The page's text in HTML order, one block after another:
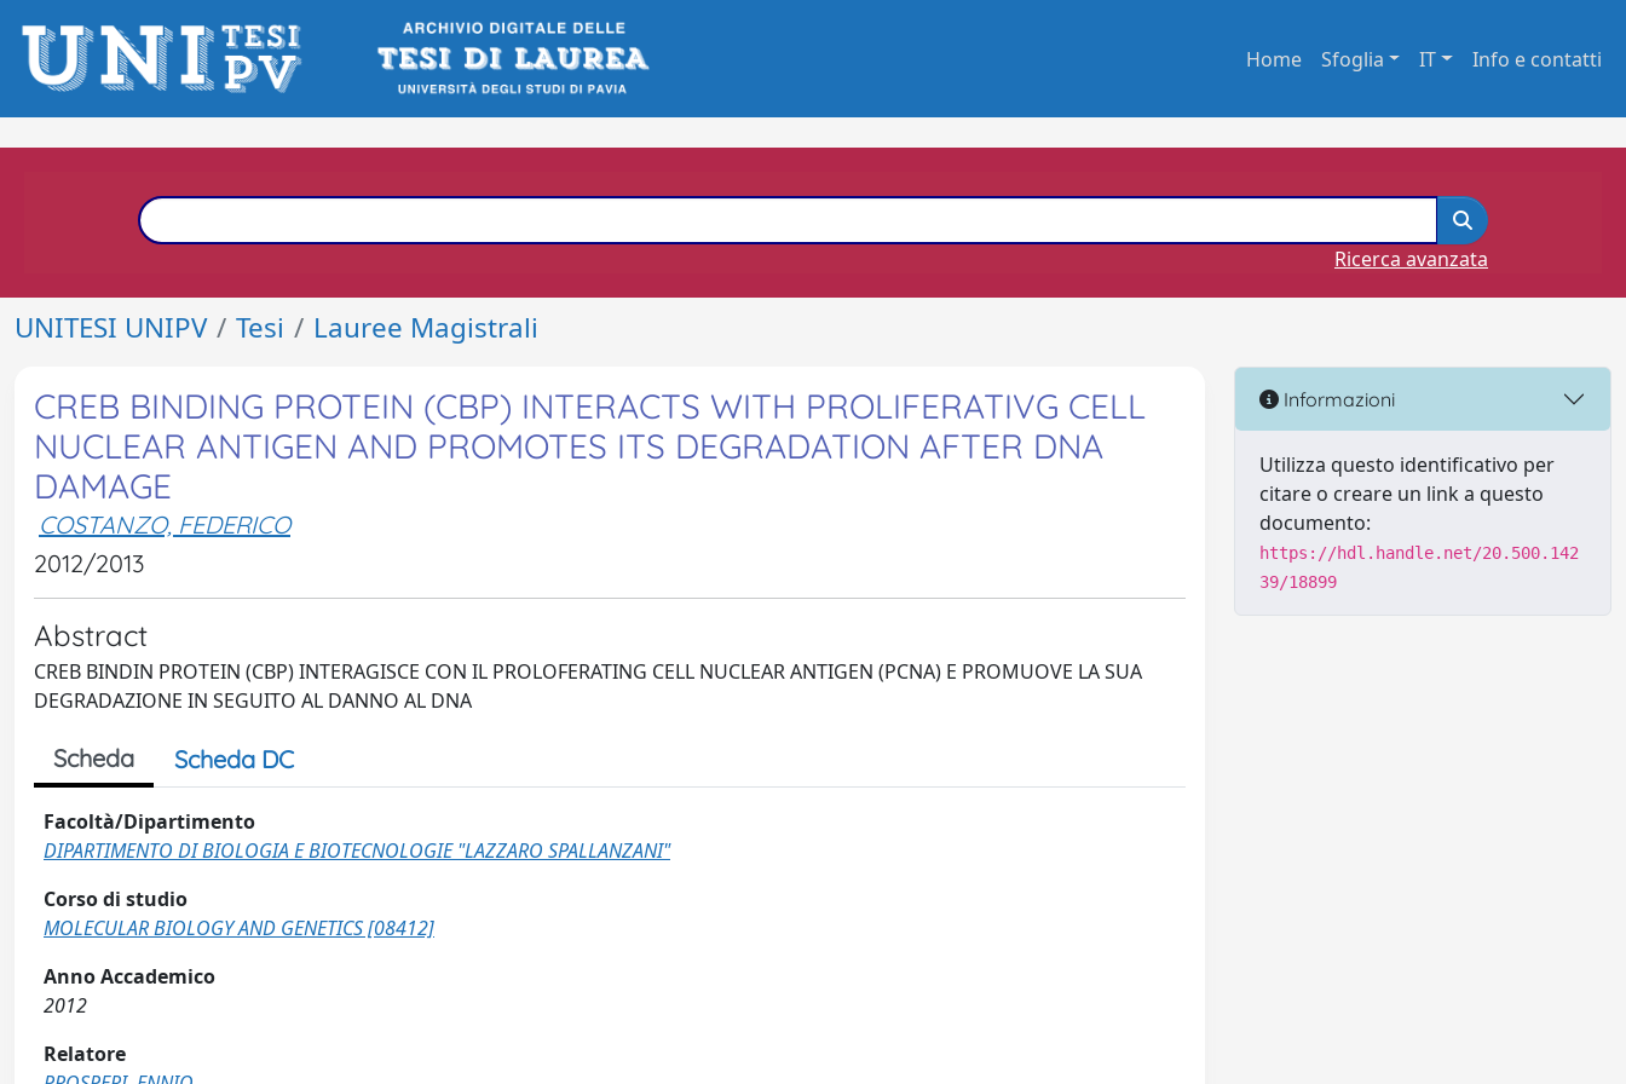
Home Sfoglia IT Info e contatti
Ricerca avanzata
UNITESI UNIPV Tesi Lauree Magistrali
CREB BINDING PROTEIN (CBP) INTERACTS WITH PROLIFERATIVG CELL
NUCLEAR ANTIGEN AND PROMOTES ITS DEGRADATION AFTER DNA
DAMAGE
COSTANZO, FEDERICO
2012/2013
Abstract
CREB BINDIN PROTEIN (CBP) INTERAGISCE CON IL PROLOFERATING CELL NUCLEAR ANTIGEN (PCNA) E PROMUOVE LA SUA
DEGRADAZIONE IN SEGUITO AL DANNO AL DNA
Scheda Scheda DC
Facoltà/Dipartimento
DIPARTIMENTO DI BIOLOGIA E BIOTECNOLOGIE "LAZZARO SPALLANZANI"
Corso di studio
MOLECULAR BIOLOGY AND GENETICS [08412]
Anno Accademico
2012
Relatore
Informazioni
Utilizza questo identificativo per
citare o creare un link a questo
documento:
https://hdl.handle.net/20.500.142
39/18899